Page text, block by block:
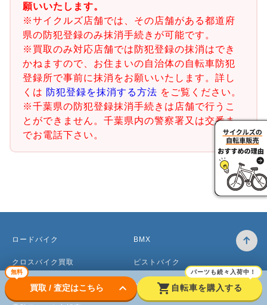
願いいたします。
※サイクルズ店舗では、その店舗がある都道府
県の防犯登録のみ抹消手続きが可能です。
※買取のみ対応店舗では防犯登録の抹消はでき
かねますので、お住まいの自治体の自転車防犯
登録所で事前に抹消をお願いいたします。詳し
くは 防犯登録を抹消する方法 をご覧ください。
※千葉県の防犯登録抹消手続きは店舗で行うこ
とができません。千葉県内の警察署又は交番ま
でお電話下さい。
無料
買取 / 査定はこちら keyboard_arrow_down shopping_cart
パーツも続々入荷中！
自転車を購入する
ロードバイク
クロスバイク買取
マウンテンバイク買取
BMX
ピストバイク
ベビーカー